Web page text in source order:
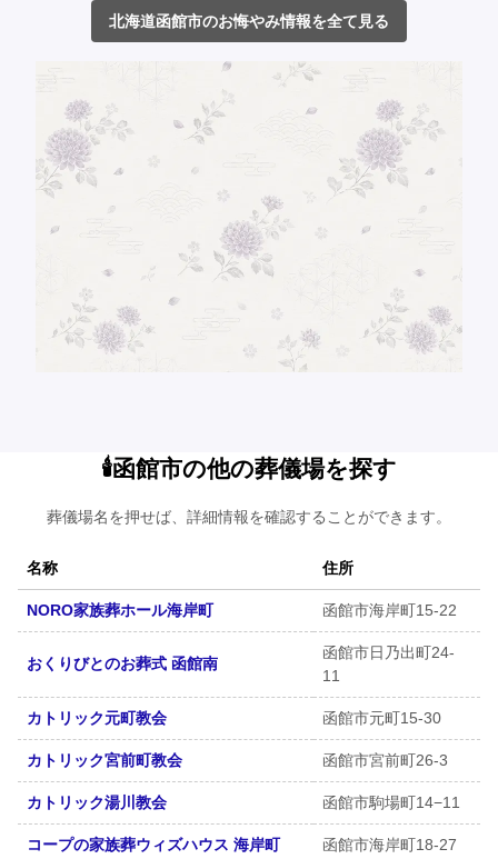
北海道函館市のお悔やみ情報を全て見る
🕯️函館市の他の葬儀場を探す
葬儀場名を押せば、詳細情報を確認することができます。
名称 住所
NORO家族葬ホール海岸町 函館市海岸町15-22
おくりびとのお葬式 函館南
函館市日乃出町24-
11
カトリック元町教会 函館市元町15-30
カトリック宮前町教会 函館市宮前町26-3
カトリック湯川教会 函館市駒場町14−11
コープの家族葬ウィズハウス 海岸町 函館市海岸町18-27